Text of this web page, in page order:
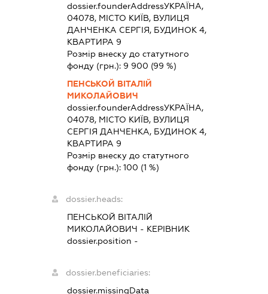
dossier.founderAddressУКРАЇНА,
04078, МІСТО КИЇВ, ВУЛИЦЯ
ДАНЧЕНКА СЕРГІЯ, БУДИНОК 4,
КВАРТИРА 9
Розмір внеску до статутного
фонду (грн.): 9 900 (99 %)
ПЕНСЬКОЙ ВІТАЛІЙ
МИКОЛАЙОВИЧ
dossier.founderAddressУКРАЇНА,
04078, МІСТО КИЇВ, ВУЛИЦЯ
СЕРГІЯ ДАНЧЕНКА, БУДИНОК 4,
КВАРТИРА 9
Розмір внеску до статутного
фонду (грн.): 100 (1 %)
dossier.heads:
ПЕНСЬКОЙ ВІТАЛІЙ
МИКОЛАЙОВИЧ - КЕРІВНИК
dossier.position -
dossier.beneficiaries:
dossier.missingData